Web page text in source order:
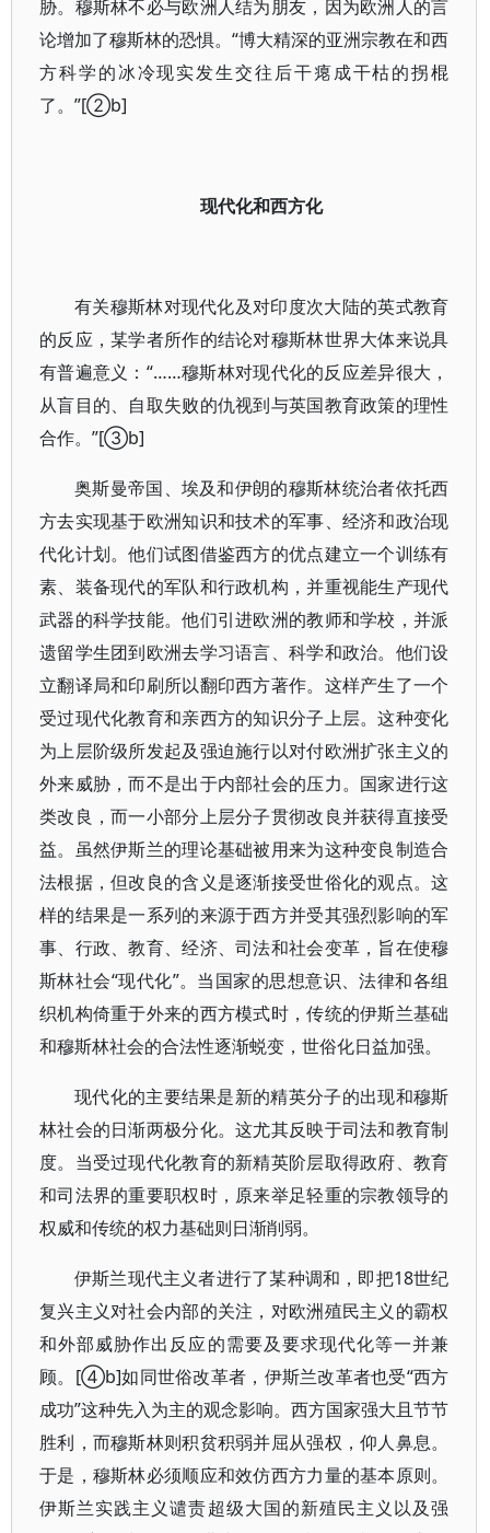
胁。穆斯林不必与欧洲人结为朋友，因为欧洲人的言
论增加了穆斯林的恐惧。“博大精深的亚洲宗教在和西
方科学的冰冷现实发生交往后干瘪成干枯的拐棍
了。”[②b]
现代化和西方化
有关穆斯林对现代化及对印度次大陆的英式教育
的反应，某学者所作的结论对穆斯林世界大体来说具
有普遍意义：“……穆斯林对现代化的反应差异很大，
从盲目的、自取失败的仇视到与英国教育政策的理性
合作。”[③b]
奥斯曼帝国、埃及和伊朗的穆斯林统治者依托西
方去实现基于欧洲知识和技术的军事、经济和政治现
代化计划。他们试图借鉴西方的优点建立一个训练有
素、装备现代的军队和行政机构，并重视能生产现代
武器的科学技能。他们引进欧洲的教师和学校，并派
遗留学生团到欧洲去学习语言、科学和政治。他们设
立翻译局和印刷所以翻印西方著作。这样产生了一个
受过现代化教育和亲西方的知识分子上层。这种变化
为上层阶级所发起及强迫施行以对付欧洲扩张主义的
外来威胁，而不是出于内部社会的压力。国家进行这
类改良，而一小部分上层分子贯彻改良并获得直接受
益。虽然伊斯兰的理论基础被用来为这种变良制造合
法根据，但改良的含义是逐渐接受世俗化的观点。这
样的结果是一系列的来源于西方并受其强烈影响的军
事、行政、教育、经济、司法和社会变革，旨在使穆
斯林社会“现代化”。当国家的思想意识、法律和各组
织机构倚重于外来的西方模式时，传统的伊斯兰基础
和穆斯林社会的合法性逐渐蜕变，世俗化日益加强。
现代化的主要结果是新的精英分子的出现和穆斯
林社会的日渐两极分化。这尤其反映于司法和教育制
度。当受过现代化教育的新精英阶层取得政府、教育
和司法界的重要职权时，原来举足轻重的宗教领导的
权威和传统的权力基础则日渐削弱。
伊斯兰现代主义者进行了某种调和，即把18世纪
复兴主义对社会内部的关注，对欧洲殖民主义的霸权
和外部威胁作出反应的需要及要求现代化等一并兼
顾。[④b]如同世俗改革者，伊斯兰改革者也受“西方
成功”这种先入为主的观念影响。西方国家强大且节节
胜利，而穆斯林则积贫积弱并屈从强权，仰人鼻息。
于是，穆斯林必须顺应和效仿西方力量的基本原则。
伊斯兰实践主义谴责超级大国的新殖民主义以及强